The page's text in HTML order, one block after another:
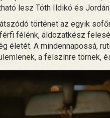
lesz Tóth Ildikó és Jordán
történet az egyik
félénk, áldozatkész
életét. A mindennapossá,
a felszínre törnek,